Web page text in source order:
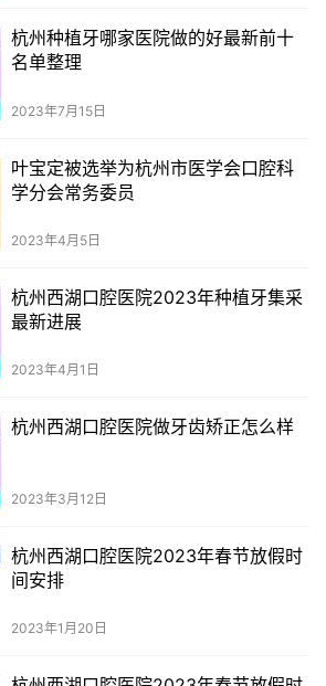
杭州种植牙哪家医院做的好最新前十
名单整理
2023年7月15日
叶宝定被选举为杭州市医学会口腔科
学分会常务委员
2023年4月5日
杭州西湖口腔医院2023年种植牙集采
最新进展
2023年4月1日
杭州西湖口腔医院做牙齿矫正怎么样
2023年3月12日
杭州西湖口腔医院2023年春节放假时
间安排
2023年1月20日